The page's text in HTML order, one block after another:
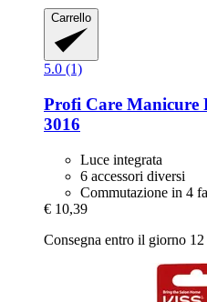
Carrello
5.0 (1)
Profi Care Manicure
3016
Luce integrata
6 accessori diversi
Commutazione in 4
€ 10,39
Consegna entro il giorno 12